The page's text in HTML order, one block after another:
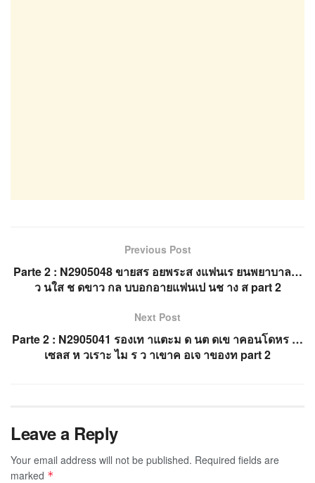
Previous Post
Parte 2 : N2905048 ขายสร อยพระส งแฟนเร ยนพยาบาล…
ว นใส ช ดขาว กล บบอกอายแฟนเป นช าง ส part 2
Next Post
Parte 2 : N2905041 รองเท าแตะม ด นต ดเข าคอนโดหร …
เซลส ห วเราะ ไม ร ว าเขาค อเจ าของท part 2
Leave a Reply
Your email address will not be published. Required fields are
marked *